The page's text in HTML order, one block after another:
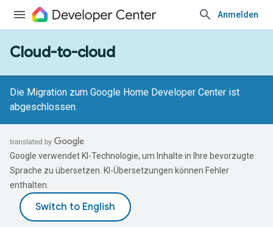
Anmelden
Cloud-to-cloud
Die Migration zum Google Home Developer Center ist
abgeschlossen.
Google verwendet KI-Technologie, um Inhalte in Ihre bevorzugte
Sprache zu übersetzen. KI-Übersetzungen können Fehler
enthalten.